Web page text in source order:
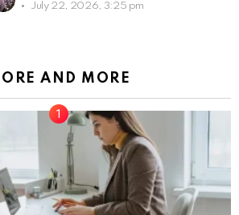
July 22, 2026, 3:25 pm
AND MORE